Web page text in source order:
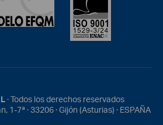
· Todos los derechos reservados
1-7ª · 33206 · Gijón (Asturias) · ESPAÑA